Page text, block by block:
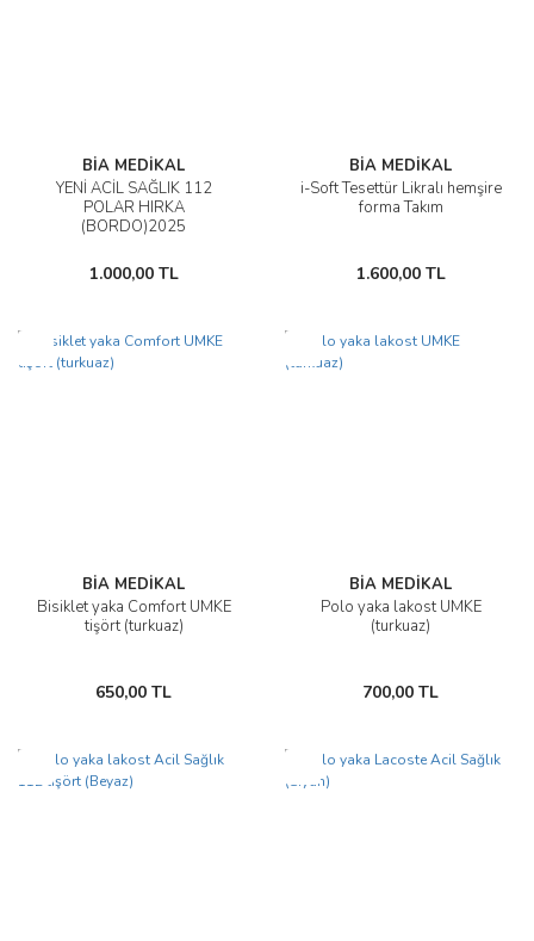
BİA MEDİKAL
YENİ ACİL SAĞLIK 112
POLAR HIRKA
(BORDO)2025
1.000,00 TL
BİA MEDİKAL
i-Soft Tesettür Likralı hemşire
forma Takım
1.600,00 TL
BİA MEDİKAL
Bisiklet yaka Comfort UMKE
tişört (turkuaz)
650,00 TL
BİA MEDİKAL
Polo yaka lakost UMKE
(turkuaz)
700,00 TL